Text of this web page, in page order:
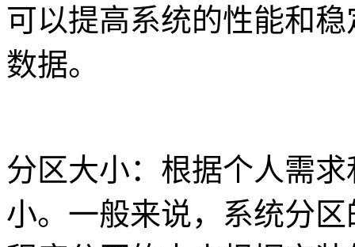
可以提高系统的性能和
数据。
分区大小：根据个人需
小。一般来说，系统分